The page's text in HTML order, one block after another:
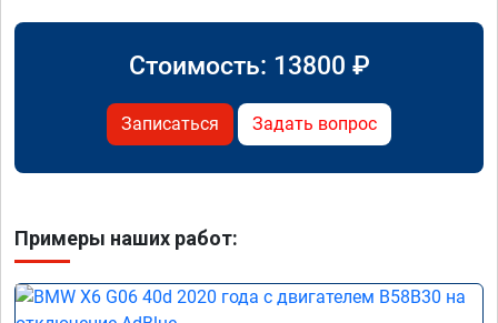
Стоимость: 13800 ₽
Записаться Задать вопрос
Примеры наших работ: